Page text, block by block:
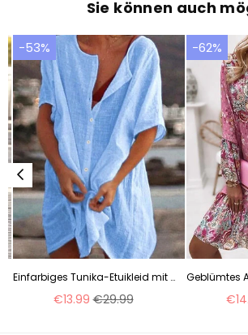
Sie können auch
-53%
Einfarbiges Tunika-Etuikleid mit V-Ausschnitt über dem Knie m161503789
Normaler
€13.99 €29.99
-62%